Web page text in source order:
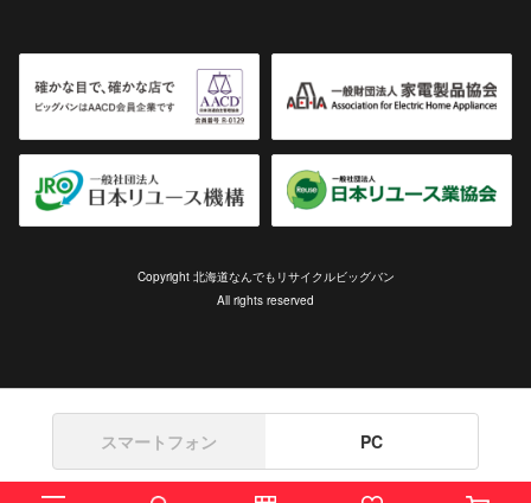
Copyright 北海道なんでもリサイクルビッグバン
All rights reserved
スマートフォン PC